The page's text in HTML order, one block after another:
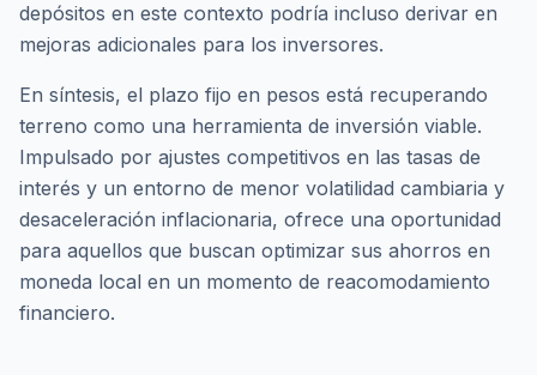
depósitos en este contexto podría incluso derivar en
mejoras adicionales para los inversores.
En síntesis, el plazo fijo en pesos está recuperando
terreno como una herramienta de inversión viable.
Impulsado por ajustes competitivos en las tasas de
interés y un entorno de menor volatilidad cambiaria y
desaceleración inflacionaria, ofrece una oportunidad
para aquellos que buscan optimizar sus ahorros en
moneda local en un momento de reacomodamiento
financiero.